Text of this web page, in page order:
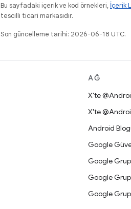
Bu sayfadaki içerik ve kod örnekleri, İçerik
tescilli ticari markasıdır.
Son güncelleme tarihi: 2026-06-18 UTC.
AĞ
X'te
X'te
Android
Google
Google
Google
Google